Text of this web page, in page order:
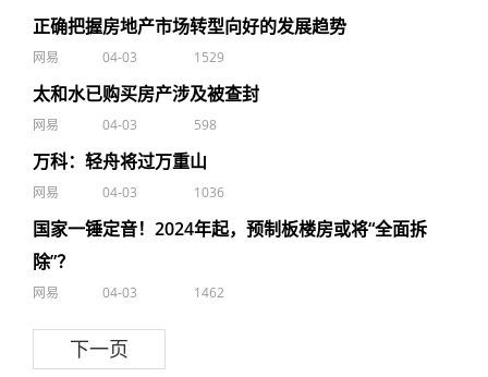
正确把握房地产市场转型向好的发展趋势
网易 04-03 1529
太和水已购买房产涉及被查封
网易 04-03 598
万科：轻舟将过万重山
网易 04-03 1036
国家一锤定音！2024年起，预制板楼房或将“全面拆
除”？
网易 04-03 1462
下一页